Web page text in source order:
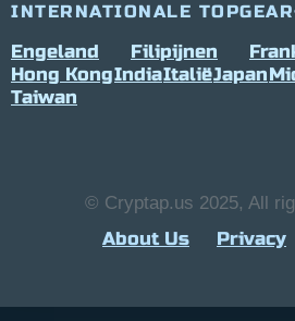
INTERNATIONALE
Engeland Filipijnen
Hong KongIndiaItaliëJapan
Taiwan
© Cryptap.us 2025, All
About Us Privacy